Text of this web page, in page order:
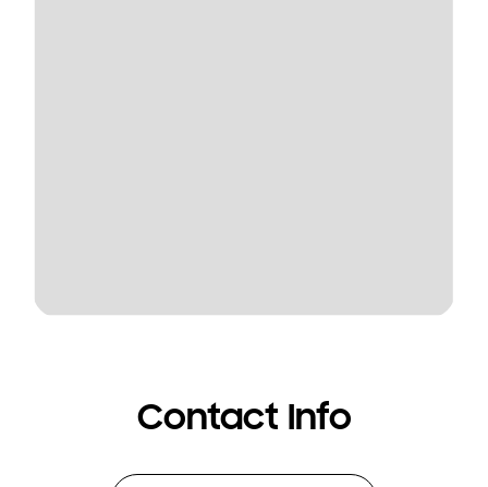
Contact Info